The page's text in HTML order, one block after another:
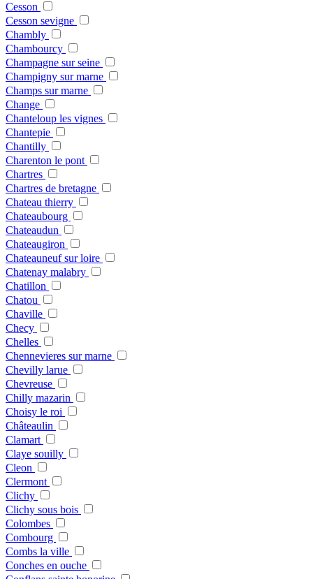
Cesson
Cesson sevigne
Chambly
Chambourcy
Champagne sur seine
Champigny sur marne
Champs sur marne
Change
Chanteloup les vignes
Chantepie
Chantilly
Charenton le pont
Chartres
Chartres de bretagne
Chateau thierry
Chateaubourg
Chateaudun
Chateaugiron
Chateauneuf sur loire
Chatenay malabry
Chatillon
Chatou
Chaville
Checy
Chelles
Chennevieres sur marne
Chevilly larue
Chevreuse
Chilly mazarin
Choisy le roi
Châteaulin
Clamart
Claye souilly
Cleon
Clermont
Clichy
Clichy sous bois
Colombes
Combourg
Combs la ville
Conches en ouche